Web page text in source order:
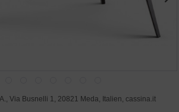
Via Busnelli 1, 20821 Meda, Italien, cassina.it